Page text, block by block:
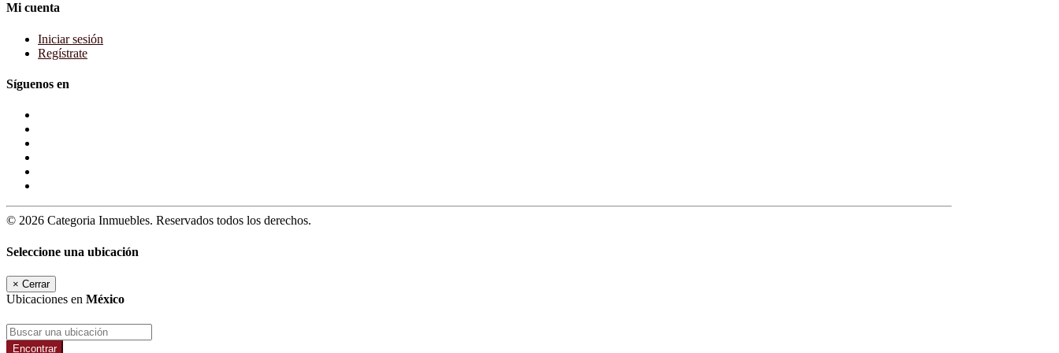
Mi cuenta
Iniciar sesión
Regístrate
Síguenos en
© 2026 Categoria Inmuebles. Reservados todos los derechos.
Seleccione una ubicación
× Cerrar
Ubicaciones en México
Encontrar